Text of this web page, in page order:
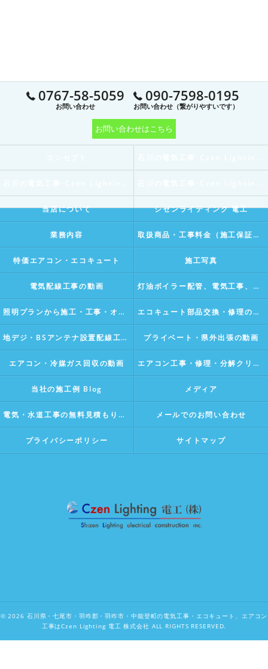
0767-58-5059
お問い合わせ
090-7598-0195
お問い合わせ（繋がりやすいです）
お問い合わせはこちら
当店について シゼンライティング 電工
業務内容 取扱商品・工事料金（施工保証付き）
特価エアコン・エコキュート 施工写真
電気配線工事の動画 灯油ボイラー配管、電気工事、水漏れ修理などの動画
照明プランから施工・工事・オリジナルライティングデザインの動画Vlog エコキュート部品交換・修理の動画
地デジ・BSアンテナ設置配線工事の動画Vlog プライベート・県外出張の動画
エアコン・冷媒ガス回収の動画 エアコン工事・修理・分解クリーニングの動画Vlog
当社の施工例 Blog メディア
電気・水道工事の無料見積もり・相談 メールでのお問い合わせ
プライバシーポリシー サイトマップ
© 2026 石川県・七尾市・羽咋郡・羽咋市・中能登町の電気工事・エコキュート、エアコン
工事はCzen Lighting 電工 株式会社 ALL RIGHTS RESERVED.